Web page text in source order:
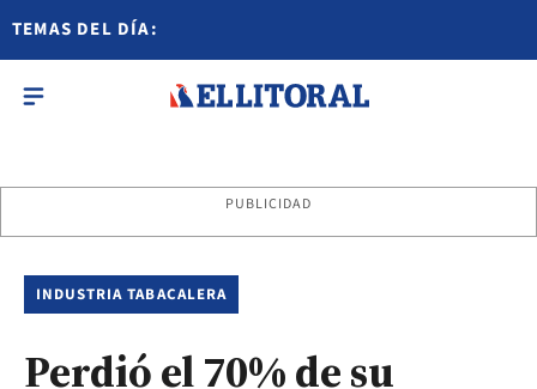
TEMAS DEL DÍA:
PUBLICIDAD
INDUSTRIA TABACALERA
Perdió el 70% de su